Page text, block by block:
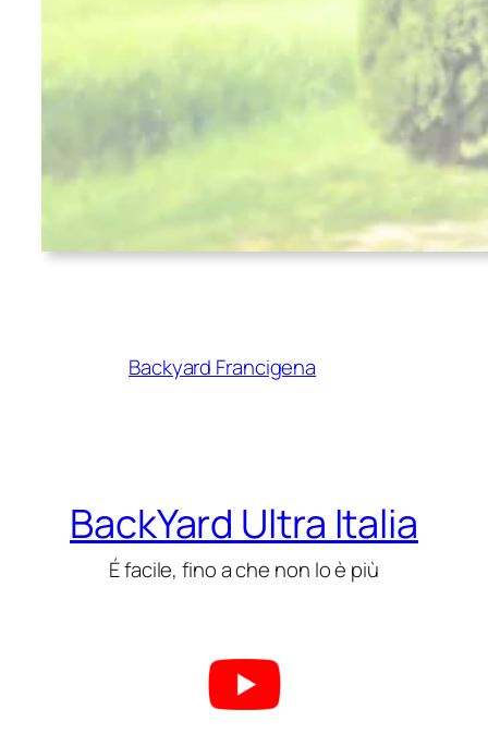
Backyard Francigena
BackYard Ultra Italia
É facile, fino a che non lo è più